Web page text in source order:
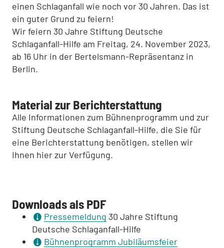
einen Schlaganfall wie noch vor 30 Jahren. Das ist
ein guter Grund zu feiern!
Wir feiern 30 Jahre Stiftung Deutsche
Schlaganfall-Hilfe am Freitag, 24. November 2023,
ab 16 Uhr in der Bertelsmann-Repräsentanz in
Berlin.
Material zur Berichterstattung
Alle Informationen zum Bühnenprogramm und zur
Stiftung Deutsche Schlaganfall-Hilfe, die Sie für
eine Berichterstattung benötigen, stellen wir
Ihnen hier zur Verfügung.
Downloads als PDF
Pressemeldung 30 Jahre Stiftung
Deutsche Schlaganfall-Hilfe
Bühnenprogramm Jubiläumsfeier